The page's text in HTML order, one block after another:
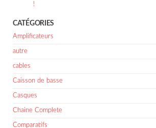
!
CATÉGORIES
Amplificateurs
autre
cables
Caisson de basse
Casques
Chaine Complete
Comparatifs